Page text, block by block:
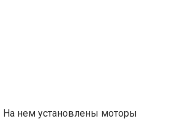
На нем установлены моторы